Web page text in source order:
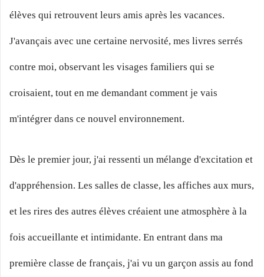
élèves qui retrouvent leurs amis après les vacances.
J'avançais avec une certaine nervosité, mes livres serrés
contre moi, observant les visages familiers qui se
croisaient, tout en me demandant comment je vais
m'intégrer dans ce nouvel environnement.
Dès le premier jour, j'ai ressenti un mélange d'excitation et
d'appréhension. Les salles de classe, les affiches aux murs,
et les rires des autres élèves créaient une atmosphère à la
fois accueillante et intimidante. En entrant dans ma
première classe de français, j'ai vu un garçon assis au fond